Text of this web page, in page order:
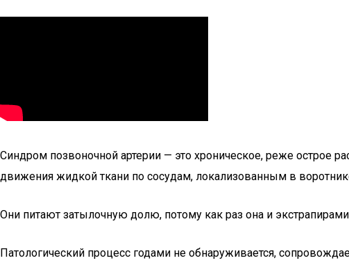
Синдром позвоночной артерии — это хроническое, реже острое
движения жидкой ткани по сосудам, локализованным в
Они питают затылочную долю, потому как раз она и
Патологический процесс годами не обнаруживается,